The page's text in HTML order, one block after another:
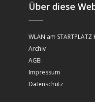
Über diese
WLAN am STARTPLATZ
Archiv
AGB
Impressum
Datenschutz